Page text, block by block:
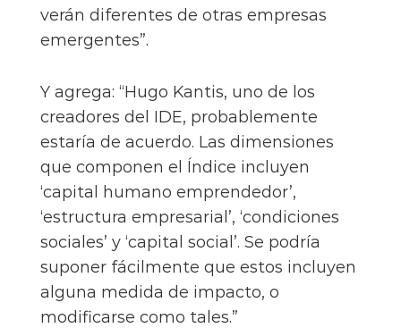
verán diferentes de otras empresas
emergentes”.
Y agrega: “Hugo Kantis, uno de los
creadores del IDE, probablemente
estaría de acuerdo. Las dimensiones
que componen el Índice incluyen
‘capital humano emprendedor’,
‘estructura empresarial’, ‘condiciones
sociales’ y ‘capital social’. Se podría
suponer fácilmente que estos incluyen
alguna medida de impacto, o
modificarse como tales.”